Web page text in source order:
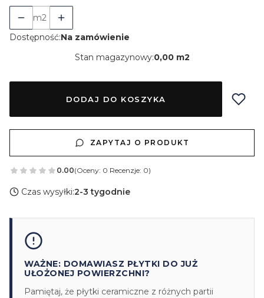
m2
Dostępność:Na zamówienie
Stan magazynowy:0,00 m2
DODAJ DO KOSZYKA
ZAPYTAJ O PRODUKT
0.00(Oceny: 0 Recenzje: 0)
Czas wysyłki:2-3 tygodnie
WAŻNE: DOMAWIASZ PŁYTKI DO JUŻ
UŁOŻONEJ POWIERZCHNI?
Pamiętaj, że płytki ceramiczne z różnych partii